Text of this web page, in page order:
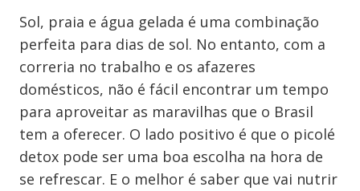
Sol, praia e água gelada é uma combinação
perfeita para dias de sol. No entanto, com a
correria no trabalho e os afazeres
domésticos, não é fácil encontrar um tempo
para aproveitar as maravilhas que o Brasil
tem a oferecer. O lado positivo é que o picolé
detox pode ser uma boa escolha na hora de
se refrescar. E o melhor é saber que vai nutrir